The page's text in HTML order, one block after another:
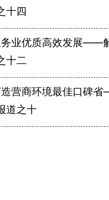
十四
业优质高效发展——
十二
营商环境最佳口碑
道之十